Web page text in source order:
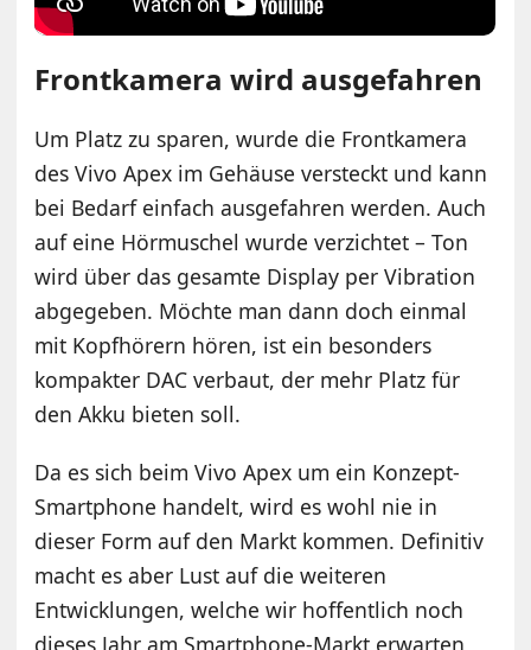
Frontkamera wird ausgefahren
Um Platz zu sparen, wurde die Frontkamera
des Vivo Apex im Gehäuse versteckt und kann
bei Bedarf einfach ausgefahren werden. Auch
auf eine Hörmuschel wurde verzichtet – Ton
wird über das gesamte Display per Vibration
abgegeben. Möchte man dann doch einmal
mit Kopfhörern hören, ist ein besonders
kompakter DAC verbaut, der mehr Platz für
den Akku bieten soll.
Da es sich beim Vivo Apex um ein Konzept-
Smartphone handelt, wird es wohl nie in
dieser Form auf den Markt kommen. Definitiv
macht es aber Lust auf die weiteren
Entwicklungen, welche wir hoffentlich noch